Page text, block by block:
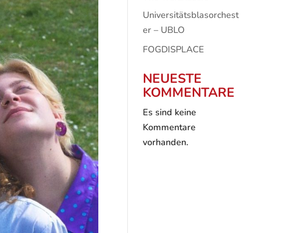
Universitätsblasorchest
er – UBLO
FOGDISPLACE
NEUESTE
KOMMENTARE
Es sind keine
Kommentare
vorhanden.